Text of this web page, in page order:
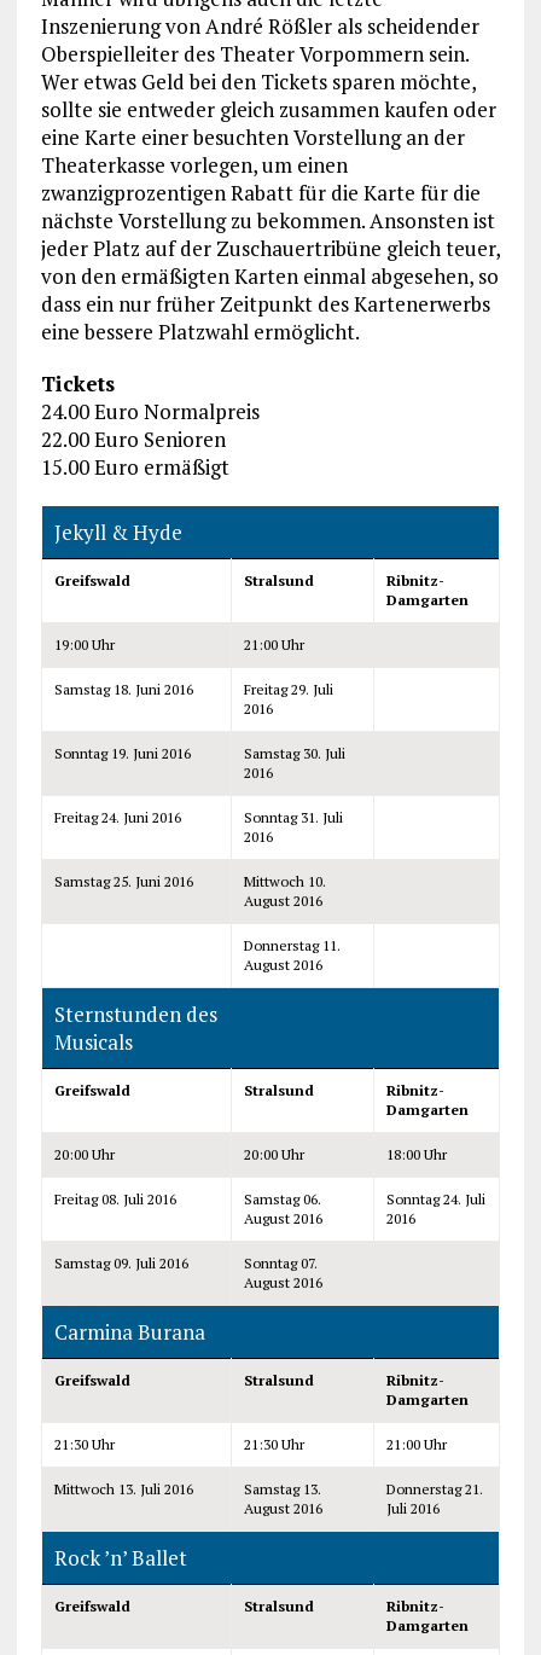
Inszenierung von André Rößler als scheidender
Oberspielleiter des Theater Vorpommern sein.
Wer etwas Geld bei den Tickets sparen möchte,
sollte sie entweder gleich zusammen kaufen oder
eine Karte einer besuchten Vorstellung an der
Theaterkasse vorlegen, um einen
zwanzigprozentigen Rabatt für die Karte für die
nächste Vorstellung zu bekommen. Ansonsten ist
jeder Platz auf der Zuschauertribüne gleich teuer,
von den ermäßigten Karten einmal abgesehen, so
dass ein nur früher Zeitpunkt des Kartenerwerbs
eine bessere Platzwahl ermöglicht.
Tickets
24.00 Euro Normalpreis
22.00 Euro Senioren
15.00 Euro ermäßigt
Jekyll & Hyde
Greifswald Stralsund
Ribnitz-
Damgarten
19:00 Uhr 21:00 Uhr
Samstag 18. Juni 2016
Freitag 29. Juli
2016
Sonntag 19. Juni 2016
Samstag 30. Juli
2016
Freitag 24. Juni 2016
Sonntag 31. Juli
2016
Samstag 25. Juni 2016
Mittwoch 10.
August 2016
Donnerstag 11.
August 2016
Sternstunden des
Musicals
Greifswald Stralsund
Ribnitz-
Damgarten
20:00 Uhr 20:00 Uhr 18:00 Uhr
Freitag 08. Juli 2016
Samstag 06.
August 2016
Sonntag 24. Juli
2016
Samstag 09. Juli 2016
Sonntag 07.
August 2016
Carmina Burana
Greifswald Stralsund
Ribnitz-
Damgarten
21:30 Uhr 21:30 Uhr 21:00 Uhr
Mittwoch 13. Juli 2016
Samstag 13.
August 2016
Donnerstag 21.
Juli 2016
Rock ’n’ Ballet
Greifswald Stralsund
Ribnitz-
Damgarten